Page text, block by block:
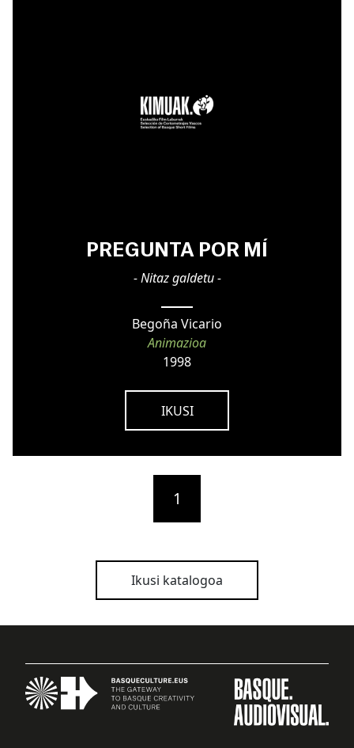
PREGUNTA POR MÍ
- Nitaz galdetu -
Begoña Vicario
Animazioa
1998
IKUSI
1
Ikusi katalogoa